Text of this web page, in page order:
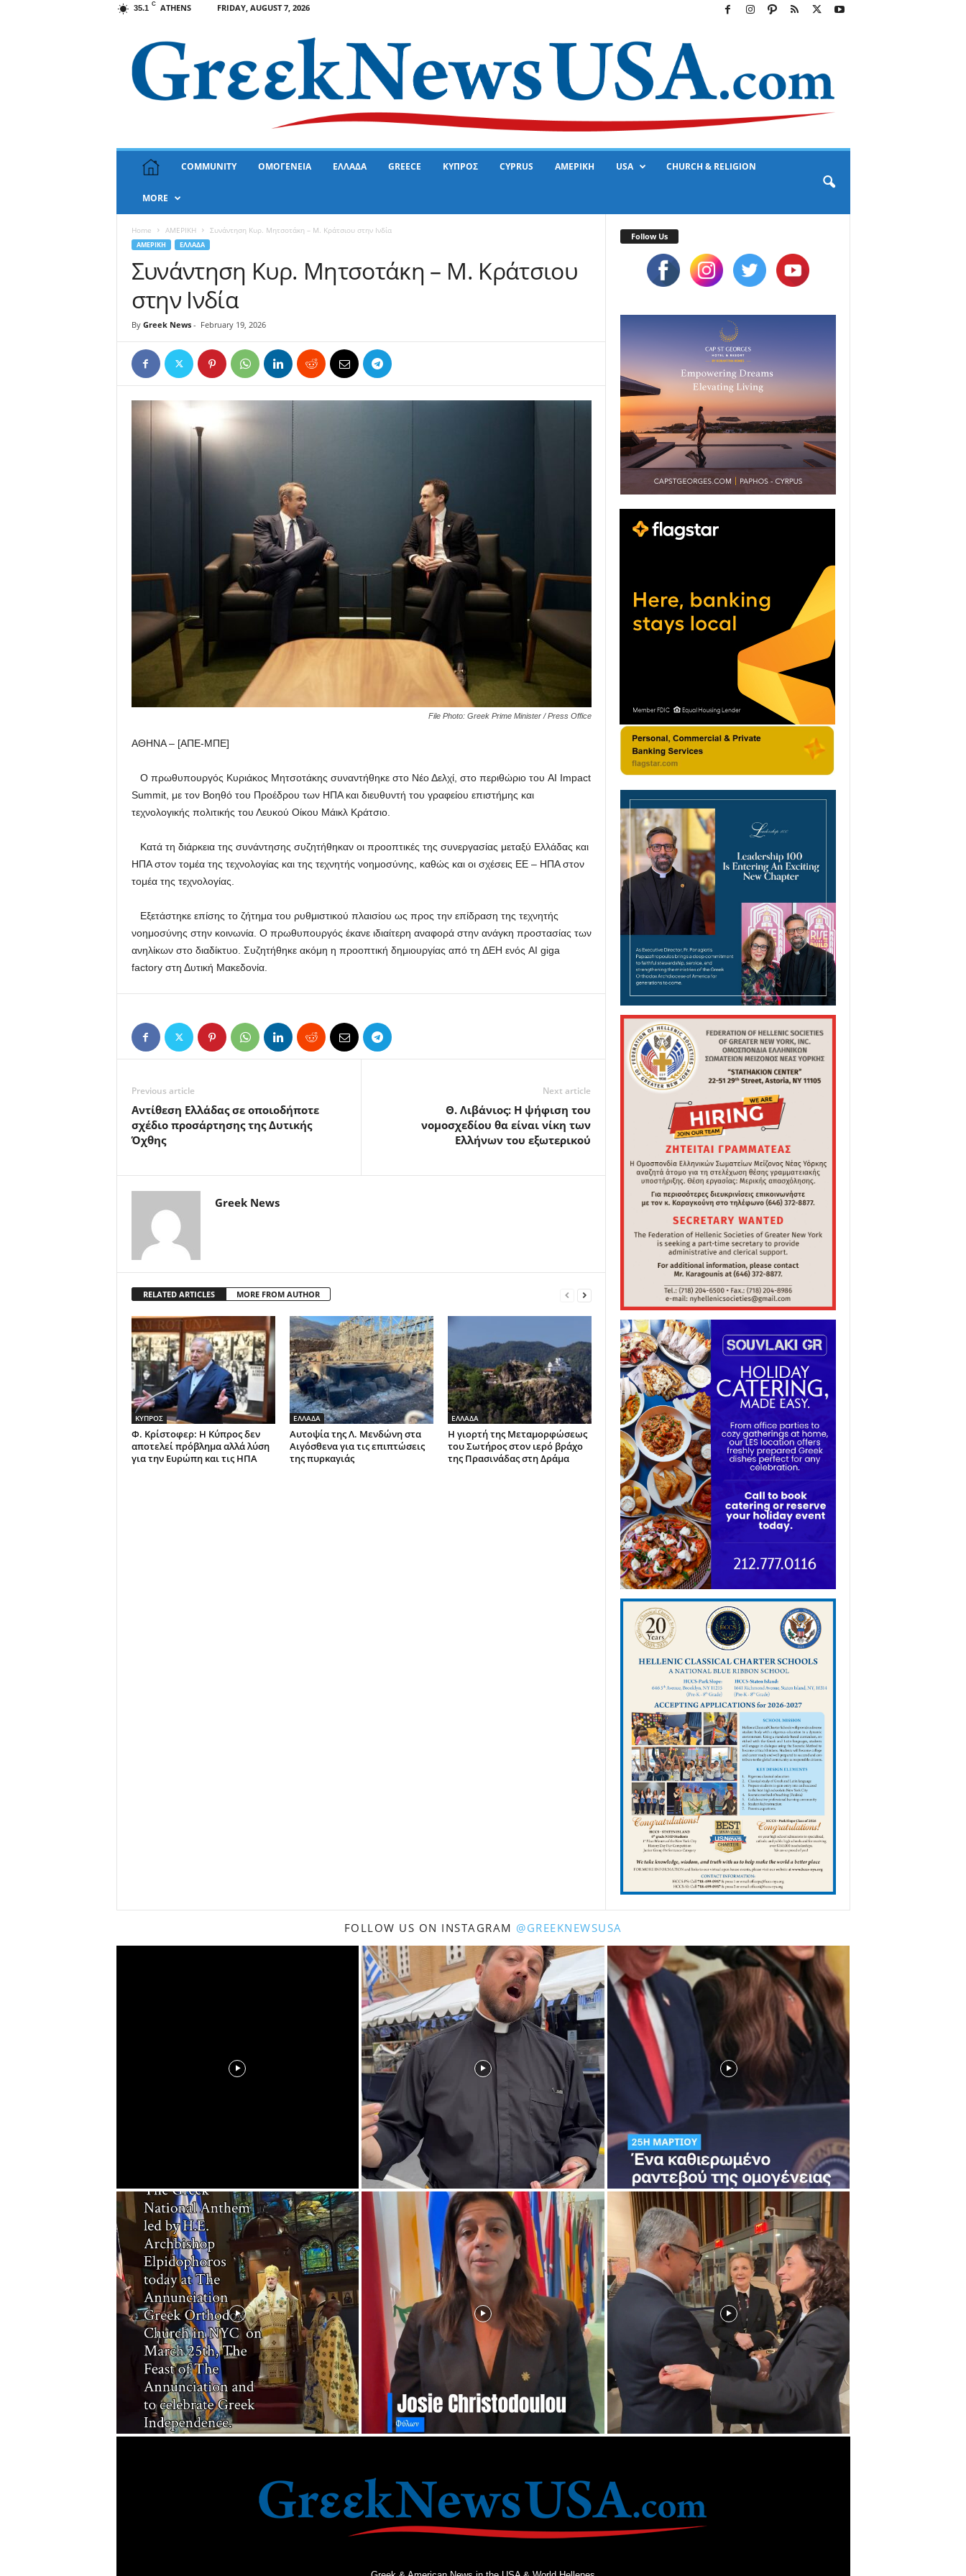
35.1 C ATHENS FRIDAY, AUGUST 7, 2026
k
COMMUNITY ΟΜΟΓΕΝΕΙΑ ΕΛΛΑΔΑ GREECE ΚΥΠΡΟΣ CYPRUS ΑΜΕΡΙΚΗ USA CHURCH & RELIGION
MORE
Home ΑΜΕΡΙΚΗ Συνάντηση Κυρ. Μητσοτάκη – Μ. Κράτσιου στην Ινδία
ΑΜΕΡΙΚΗ ΕΛΛΑΔΑ
Συνάντηση Κυρ. Μητσοτάκη – Μ. Κράτσιου
στην Ινδία
By Greek News- February 19, 2026
File Photo: Greek Prime Minister / Press Office
ΑΘΗΝΑ – [ΑΠΕ-ΜΠΕ]
Ο πρωθυπουργός Κυριάκος Μητσοτάκης συναντήθηκε στο Νέο Δελχί, στο περιθώριο του AI Impact
Summit, με τον Βοηθό του Προέδρου των ΗΠΑ και διευθυντή του γραφείου επιστήμης και
τεχνολογικής πολιτικής του Λευκού Οίκου Μάικλ Κράτσιο.
Κατά τη διάρκεια της συνάντησης συζητήθηκαν οι προοπτικές της συνεργασίας μεταξύ Ελλάδας και
ΗΠΑ στον τομέα της τεχνολογίας και της τεχνητής νοημοσύνης, καθώς και οι σχέσεις ΕΕ – ΗΠΑ στον
τομέα της τεχνολογίας.
Εξετάστηκε επίσης το ζήτημα του ρυθμιστικού πλαισίου ως προς την επίδραση της τεχνητής
νοημοσύνης στην κοινωνία. Ο πρωθυπουργός έκανε ιδιαίτερη αναφορά στην ανάγκη προστασίας των
ανηλίκων στο διαδίκτυο. Συζητήθηκε ακόμη η προοπτική δημιουργίας από τη ΔΕΗ ενός AI giga
factory στη Δυτική Μακεδονία.
Previous article
Αντίθεση Ελλάδας σε οποιοδήποτε
σχέδιο προσάρτησης της Δυτικής
Όχθης
Next article
Θ. Λιβάνιος: Η ψήφιση του
νομοσχεδίου θα είναι νίκη των
Ελλήνων του εξωτερικού
Greek News
RELATED ARTICLES MORE FROM AUTHOR
ΚΥΠΡΟΣ
Φ. Κρίστοφερ: Η Κύπρος δεν
αποτελεί πρόβλημα αλλά λύση
για την Ευρώπη και τις ΗΠΑ
ΕΛΛΑΔΑ
Αυτοψία της Λ. Μενδώνη στα
Αιγόσθενα για τις επιπτώσεις
της πυρκαγιάς
ΕΛΛΑΔΑ
Η γιορτή της Μεταμορφώσεως
του Σωτήρος στον ιερό βράχο
της Πρασινάδας στη Δράμα
Follow Us
FOLLOW US ON INSTAGRAM @GREEKNEWSUSA